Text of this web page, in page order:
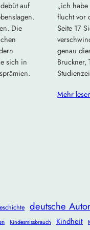
auf
Die
sich in
„ich
flucht vor
Seite 17
genau
Bruckner,
Mehr
deutsche
Kindesmissbrauch Kindheit